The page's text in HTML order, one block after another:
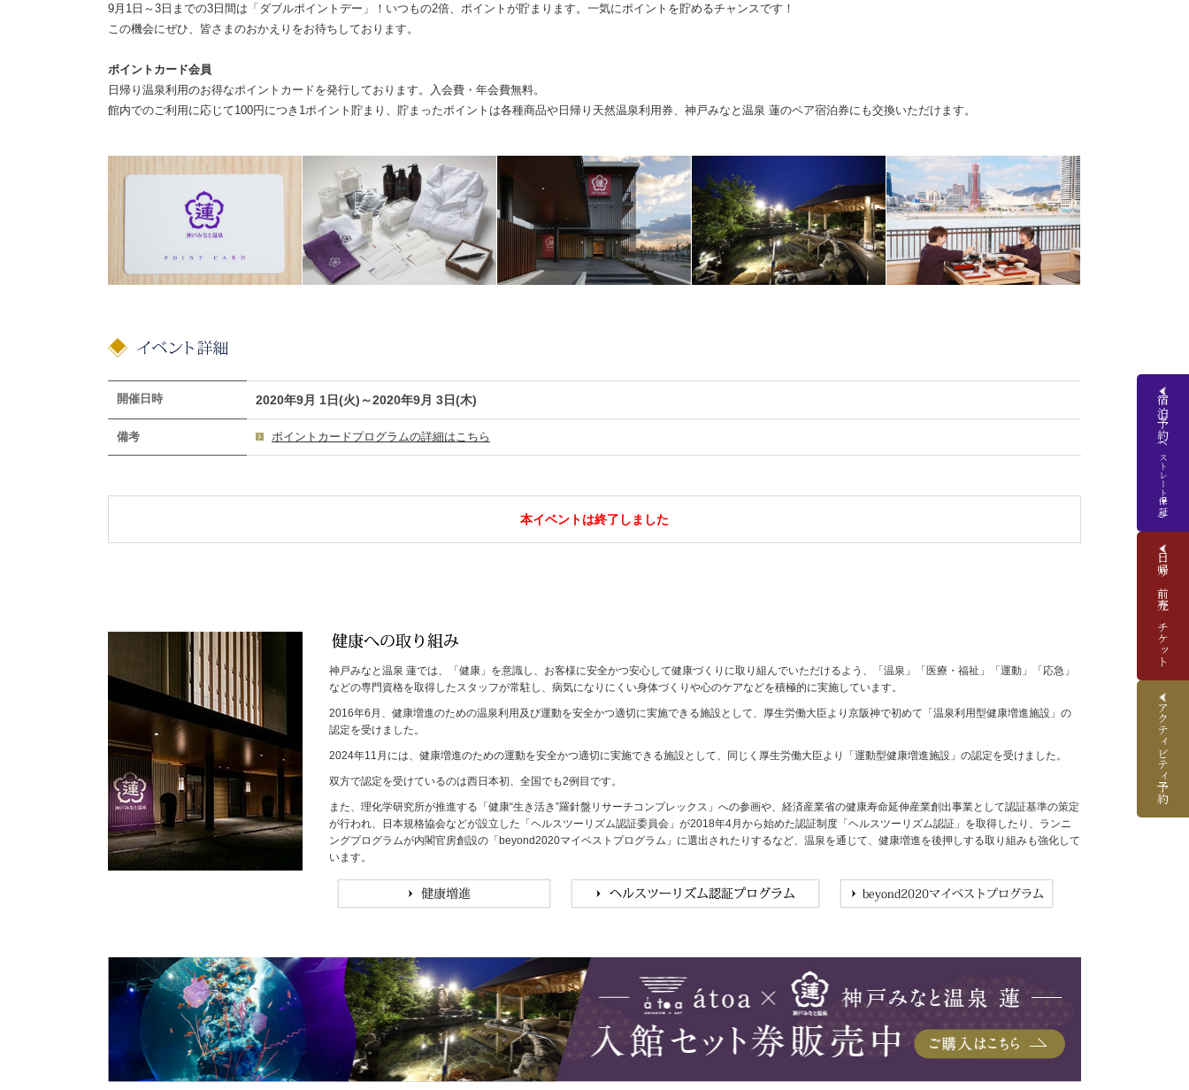
宿泊予約
(ベストレート保証)
日帰り前売りチケット
アクティビティ予約
9月1日～3日までの3日間は「ダブルポイントデー」！いつもの2倍、ポイントが貯まります。一気にポイントを貯めるチャンスです！
この機会にぜひ、皆さまのおかえりをお待ちしております。
ポイントカード会員
日帰り温泉利用のお得なポイントカードを発行しております。入会費・年会費無料。
館内でのご利用に応じて100円につき1ポイント貯まり、貯まったポイントは各種商品や日帰り天然温泉利用券、神戸みなと温泉 蓮のペア宿泊券にも交換いただけます。
開催日時 2020年9月 1日(火)～2020年9月 3日(木)
備考 ポイントカードプログラムの詳細はこちら
本イベントは終了しました
神戸みなと温泉 蓮では、「健康」を意識し、お客様に安全かつ安心して健康づくりに取り組んでいただけるよう、「温泉」「医療・福祉」「運動」「応急」
などの専門資格を取得したスタッフが常駐し、病気になりにくい身体づくりや心のケアなどを積極的に実施しています。
2016年6月、健康増進のための温泉利用及び運動を安全かつ適切に実施できる施設として、厚生労働大臣より京阪神で初めて「温泉利用型健康増進施設」の
認定を受けました。
2024年11月には、健康増進のための運動を安全かつ適切に実施できる施設として、同じく厚生労働大臣より「運動型健康増進施設」の認定を受けました。
双方で認定を受けているのは西日本初、全国でも2例目です。
また、理化学研究所が推進する「健康“生き活き”羅針盤リサーチコンプレックス」への参画や、経済産業省の健康寿命延伸産業創出事業として認証基準の策定
が行われ、日本規格協会などが設立した「ヘルスツーリズム認証委員会」が2018年4月から始めた認証制度「ヘルスツーリズム認証」を取得したり、ランニ
ングプログラムが内閣官房創設の「beyond2020マイベストプログラム」に選出されたりするなど、温泉を通じて、健康増進を後押しする取り組みも強化して
います。